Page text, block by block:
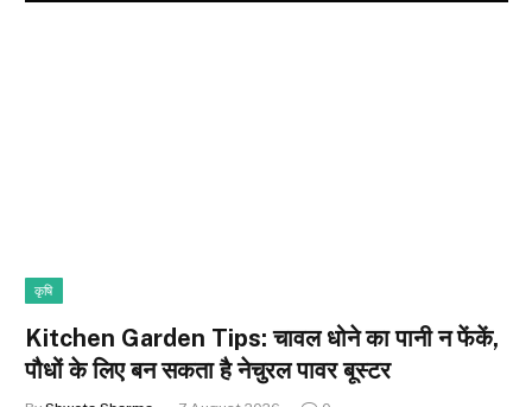
कृषि
Kitchen Garden Tips: चावल धोने का पानी न फेंकें,
पौधों के लिए बन सकता है नेचुरल पावर बूस्टर